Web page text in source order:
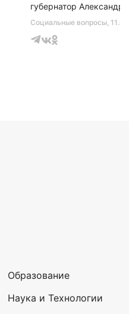
Социальные вопросы,
губернатор Александр
Образование
Наука и Технологии